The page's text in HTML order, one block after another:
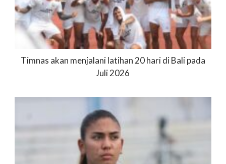
Timnas akan menjalani latihan 20 hari di Bali pada
Juli 2026